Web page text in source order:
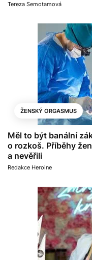
Tereza Semotamová
ŽENSKÝ ORGASMUS
Měl to být banální
o rozkoš. Příběhy
a nevěřili
Redakce Heroine